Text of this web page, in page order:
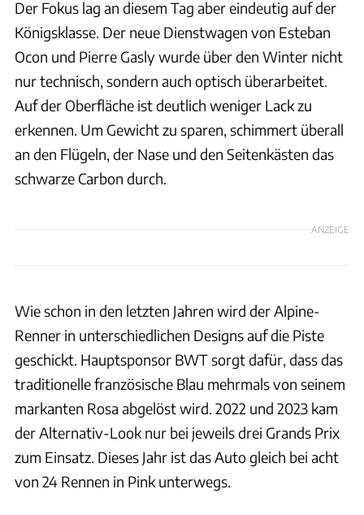
Der Fokus lag an diesem Tag aber eindeutig auf der
Königsklasse. Der neue Dienstwagen von Esteban
Ocon und Pierre Gasly wurde über den Winter nicht
nur technisch, sondern auch optisch überarbeitet.
Auf der Oberfläche ist deutlich weniger Lack zu
erkennen. Um Gewicht zu sparen, schimmert überall
an den Flügeln, der Nase und den Seitenkästen das
schwarze Carbon durch.
ANZEIGE
Wie schon in den letzten Jahren wird der Alpine-
Renner in unterschiedlichen Designs auf die Piste
geschickt. Hauptsponsor BWT sorgt dafür, dass das
traditionelle französische Blau mehrmals von seinem
markanten Rosa abgelöst wird. 2022 und 2023 kam
der Alternativ-Look nur bei jeweils drei Grands Prix
zum Einsatz. Dieses Jahr ist das Auto gleich bei acht
von 24 Rennen in Pink unterwegs.